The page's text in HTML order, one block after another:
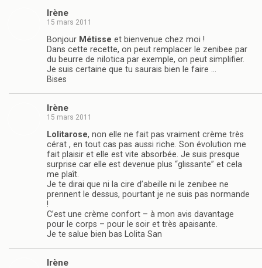
Irène
15 mars 2011
Bonjour Métisse et bienvenue chez moi !
Dans cette recette, on peut remplacer le zenibee par
du beurre de nilotica par exemple, on peut simplifier.
Je suis certaine que tu saurais bien le faire …
Bises
Irène
15 mars 2011
Lolitarose, non elle ne fait pas vraiment crème très
cérat , en tout cas pas aussi riche. Son évolution me
fait plaisir et elle est vite absorbée. Je suis presque
surprise car elle est devenue plus “glissante” et cela
me plaît.
Je te dirai que ni la cire d’abeille ni le zenibee ne
prennent le dessus, pourtant je ne suis pas normande
!
C’est une crème confort – à mon avis davantage
pour le corps – pour le soir et très apaisante.
Je te salue bien bas Lolita San
Irène